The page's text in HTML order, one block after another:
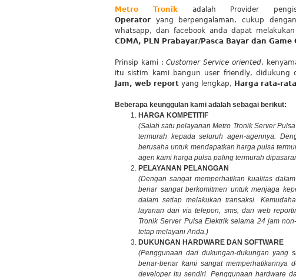
Metro Tronik adalah Provider
Operator yang
berpengalaman, cukup
whatsapp, dan facebook anda dapat
CDMA, PLN Prabayar/Pasca Bayar dan Game
Prinsip kami :Customer Service oriented,
itu sistim kami bangun user friendly, didukung
Jam, web report yang lengkap, Harga rata-
Beberapa keunggulan kami adalah sebagai berikut:
HARGA KOMPETITIF
(Salah satu pelayanan Metro Tronik Server
termurah kepada seluruh agen-agennya.
berusaha untuk mendapatkan harga pulsa
agen kami harga pulsa paling termurah
PELAYANAN PELANGGAN
(Dengan sangat memperhatikan kualitas
benar sangat berkomitmen untuk menjaga
dalam setiap melakukan transaksi.
layanan dari via telepon, sms, dan web
Tronik Server Pulsa Elektrik selama 24 jam
tetap melayani Anda.)
DUKUNGAN HARDWARE DAN SOFTWARE
(Penggunaan dari dukungan-dukungan yang
benar-benar kami sangat memperhatikannya
developer itu sendiri. Penggunaan hardware